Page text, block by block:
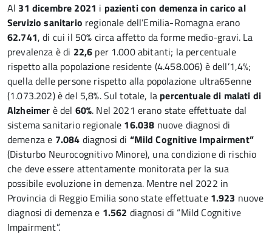
Al 31 dicembre 2021 i pazienti con demenza in carico al
Servizio sanitario regionale dell’Emilia-Romagna erano
62.741, di cui il 50% circa affetto da forme medio-gravi. La
prevalenza è di 22,6 per 1.000 abitanti; la percentuale
rispetto alla popolazione residente (4.458.006) è dell’1,4%;
quella delle persone rispetto alla popolazione ultra65enne
(1.073.202) è del 5,8%. Sul totale, la percentuale di malati di
Alzheimer è del 60%. Nel 2021 erano state effettuate dal
sistema sanitario regionale 16.038 nuove diagnosi di
demenza e 7.084 diagnosi di “Mild Cognitive Impairment”
(Disturbo Neurocognitivo Minore), una condizione di rischio
che deve essere attentamente monitorata per la sua
possibile evoluzione in demenza. Mentre nel 2022 in
Provincia di Reggio Emilia sono state effettuate 1.923 nuove
diagnosi di demenza e 1.562 diagnosi di “Mild Cognitive
Impairment”.